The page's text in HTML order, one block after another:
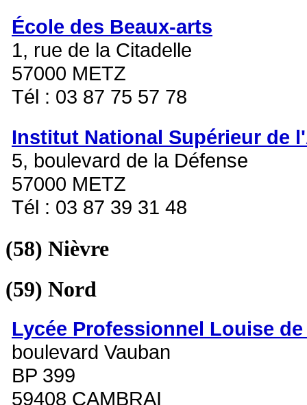
École des Beaux-arts
1, rue de la Citadelle
57000 METZ
Tél : 03 87 75 57 78
Institut National Supérieur de
5, boulevard de la Défense
57000 METZ
Tél : 03 87 39 31 48
(58) Nièvre
(59) Nord
Lycée Professionnel Louise
boulevard Vauban
BP 399
59408 CAMBRAI